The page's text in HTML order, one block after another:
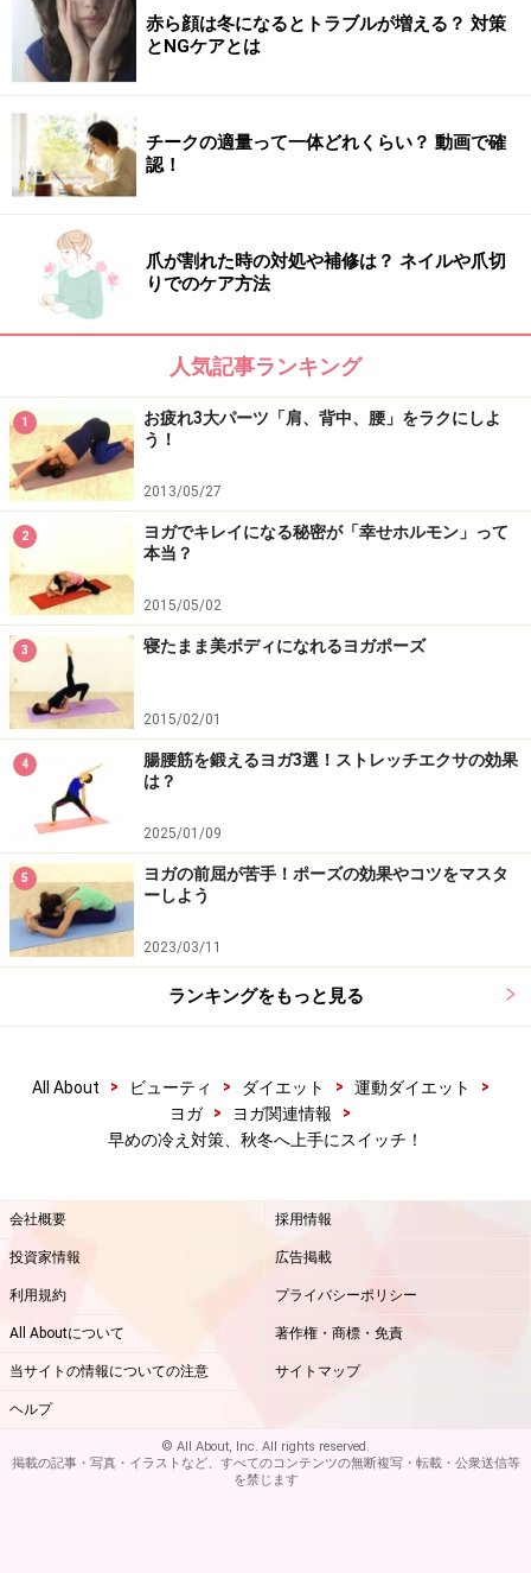
赤ら顔は冬になるとトラブルが増える？ 対策
とNGケアとは
チークの適量って一体どれくらい？ 動画で確
認！
爪が割れた時の対処や補修は？ ネイルや爪切
りでのケア方法
人気記事ランキング
1
お疲れ3大パーツ「肩、背中、腰」をラクにしよ
う！
2013/05/27
2
ヨガでキレイになる秘密が「幸せホルモン」って
本当？
2015/05/02
3 寝たまま美ボディになれるヨガポーズ
2015/02/01
4
腸腰筋を鍛えるヨガ3選！ストレッチエクサの効果
は？
2025/01/09
5
ヨガの前屈が苦手！ポーズの効果やコツをマスタ
ーしよう
2023/03/11
ランキングをもっと見る
All About > ビューティ > ダイエット > 運動ダイエット
>
ヨガ
> ヨガ関連情報
>
早めの冷え対策、秋冬へ上手にスイッチ！
会社概要 採用情報
投資家情報 広告掲載
利用規約 プライバシーポリシー
All Aboutについて 著作権・商標・免責
当サイトの情報についての注意 サイトマップ
ヘルプ
© All About, Inc. All rights reserved.
掲載の記事・写真・イラストなど、すべてのコンテンツの無断複写・転載・公衆送信等
を禁じます